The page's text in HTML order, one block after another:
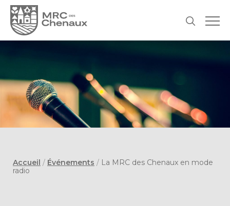
Accueil / Événements / La MRC des Chenaux en mode
radio